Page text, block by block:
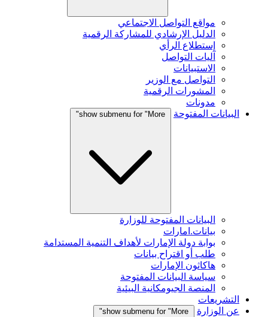
مواقع التواصل الاجتماعي
الدليل الإرشادي للمشاركة الرقمية
إستطلاع الرأي
آليات التواصل
الاستبيانات
التواصل مع الوزير
المشورات الرقمية
مدونات
البيانات المفتوحة
show submenu for "More"
البيانات المفتوحة للوزارة
بيانات.امارات
بوابة دولة الإمارات لأهداف التنمية المستدامة
طلب أو اقتراح بيانات
هاكاثون الإمارات
سياسة البيانات المفتوحة
المنصة الجيومكانية البيئية
التشريعات
عن الوزارة
show submenu for "More"